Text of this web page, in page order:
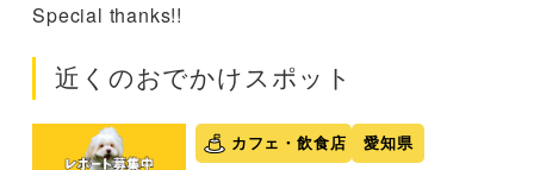
Special thanks!!
近くのおでかけスポット
カフェ・飲食店 愛知県